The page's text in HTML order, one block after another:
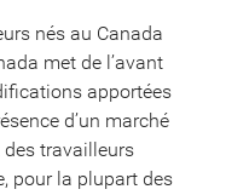
nés au Canada
met de l’avant
apportées
d’un marché
travailleurs
pour la plupart des